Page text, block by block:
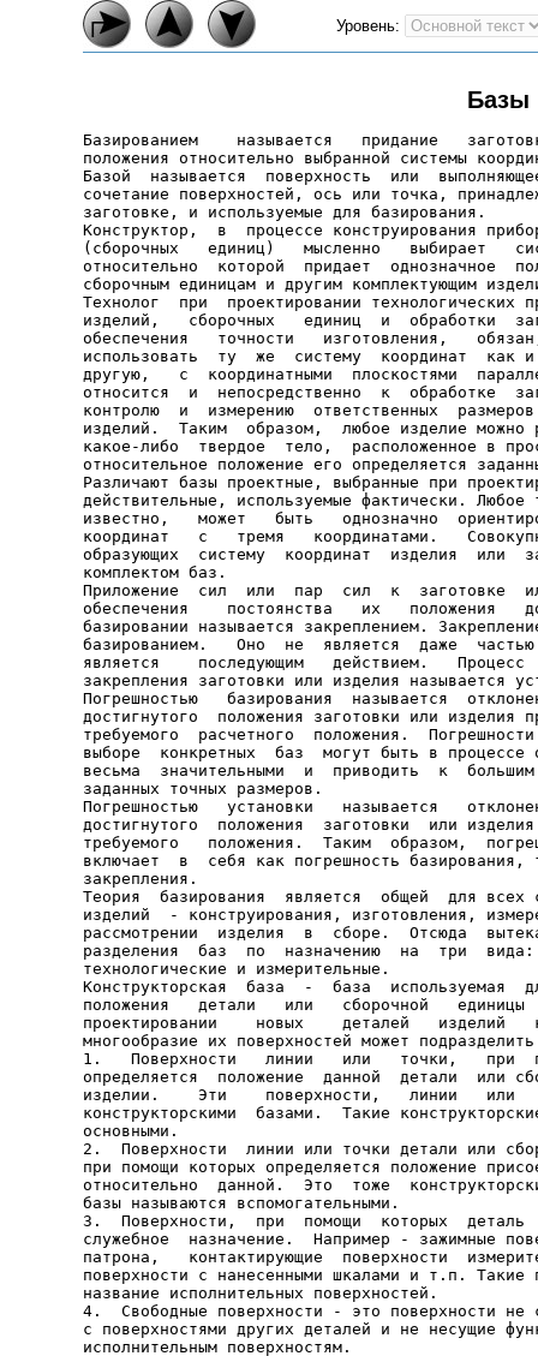
Уровень:
Базы
Базированием    называется   придание
положения относительно выбранной системы
Базой  называется  поверхность  или
сочетание поверхностей, ось или точка,
заготовке, и используемые для базирования.
Конструктор,  в  процессе конструирования
(сборочных   единиц)   мысленно   выбирает
относительно  которой  придает  однозначное
сборочным единицам и другим комплектующим
Технолог  при  проектировании технологических
изделий,   сборочных   единиц  и  обработки
обеспечения   точности   изготовления,
использовать  ту  же  систему  координат  как и
другую,   с  координатными  плоскостями
относится  и  непосредственно  к  обработке
контролю  и  измерению  ответственных
изделий.  Таким  образом,  любое изделие можно
какое-либо  твердое  тело,  расположенное в
относительное положение его определяется
Различают базы проектные, выбранные при
действительные, используемые фактически.
известно,   может   быть   однозначно
координат   с   тремя   координатами.
образующих  систему  координат  изделия  или
комплектом баз.
Приложение  сил  или  пар  сил  к  заготовке
обеспечения    постоянства   их   положения
базировании называется закреплением.
базированием.   Оно  не  является  даже
является    последующим   действием.
закрепления заготовки или изделия называется
Погрешностью   базирования  называется
достигнутого  положения заготовки или изделия
требуемого  расчетного  положения.
выборе  конкретных  баз  могут быть в процессе
весьма  значительными  и  приводить  к
заданных точных размеров.
Погрешностью   установки   называется
достигнутого  положения  заготовки  или
требуемого   положения.  Таким  образом,
включает  в  себя как погрешность базирования,
закрепления.
Теория  базирования  является  общей  для всех
изделий  - конструирования, изготовления,
рассмотрении  изделия  в  сборе.  Отсюда
разделения  баз  по  назначению  на  три  вида:
технологические и измерительные.
Конструкторская  база  -  база  используемая
положения   детали   или   сборочной
проектировании    новых    деталей   изделий
многообразие их поверхностей может
1.   Поверхности   линии   или   точки,   при
определяется  положение  данной  детали  или
изделии.    Эти    поверхности,   линии   или
конструкторскими  базами.  Такие
основными.
2.  Поверхности  линии или точки детали или
при помощи которых определяется положение
относительно  данной.  Это  тоже
базы называются вспомогательными.
3.  Поверхности,  при  помощи  которых  деталь
служебное  назначение.  Например - зажимные
патрона,   контактирующие  поверхности
поверхности с нанесенными шкалами и т.п. Такие
название исполнительных поверхностей.
4.  Свободные поверхности - это поверхности не
с поверхностями других деталей и не несущие
исполнительным поверхностям.